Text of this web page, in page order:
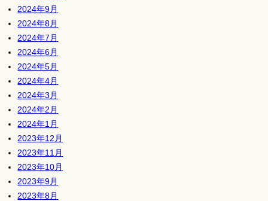
2024年9月
2024年8月
2024年7月
2024年6月
2024年5月
2024年4月
2024年3月
2024年2月
2024年1月
2023年12月
2023年11月
2023年10月
2023年9月
2023年8月